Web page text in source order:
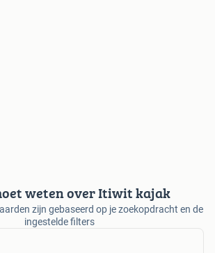
weten over Itiwit kajak
zijn gebaseerd op je zoekopdracht en de
ingestelde filters